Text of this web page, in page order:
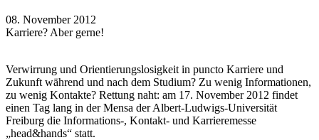
08. November 2012
Karriere? Aber gerne!
Verwirrung und Orientierungslosigkeit in puncto Karriere und
Zukunft während und nach dem Studium? Zu wenig Informationen,
zu wenig Kontakte? Rettung naht: am 17. November 2012 findet
einen Tag lang in der Mensa der Albert-Ludwigs-Universität
Freiburg die Informations-, Kontakt- und Karrieremesse
„head&hands“ statt.